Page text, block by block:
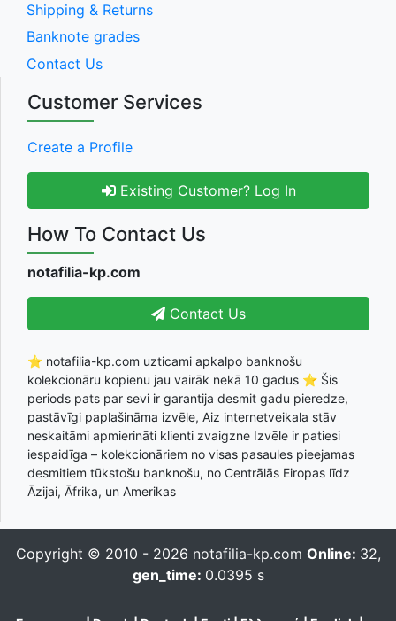
Shipping & Returns
Banknote grades
Contact Us
Customer Services
Create a Profile
Existing Customer? Log In
How To Contact Us
notafilia-kp.com
Contact Us
⭐ notafilia-kp.com uzticami apkalpo banknošu
kolekcionāru kopienu jau vairāk nekā 10 gadus ⭐ Šis
periods pats par sevi ir garantija desmit gadu pieredze,
pastāvīgi paplašināma izvēle, Aiz internetveikala stāv
neskaitāmi apmierināti klienti zvaigzne Izvēle ir patiesi
iespaidīga – kolekcionāriem no visas pasaules pieejamas
desmitiem tūkstošu banknošu, no Centrālās Eiropas līdz
Āzijai, Āfrika, un Amerikas
Copyright © 2010 - 2026 notafilia-kp.com Online: 32,
gen_time: 0.0395 s